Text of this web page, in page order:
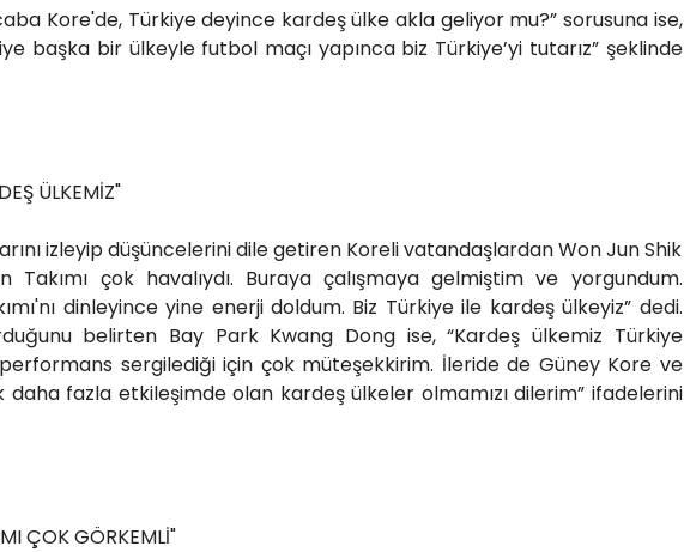
Kore'de, Türkiye deyince kardeş ülke akla geliyor mu?” sorusuna ise,
başka bir ülkeyle futbol maçı yapınca biz Türkiye’yi tutarız” şeklinde
ÜLKEMİZ"
izleyip düşüncelerini dile getiren Koreli vatandaşlardan Won Jun Shik
Takımı çok havalıydı. Buraya çalışmaya gelmiştim ve yorgundum.
dinleyince yine enerji doldum. Biz Türkiye ile kardeş ülkeyiz” dedi.
belirten Bay Park Kwang Dong ise, “Kardeş ülkemiz Türkiye
sergilediği için çok müteşekkirim. İleride de Güney Kore ve
daha fazla etkileşimde olan kardeş ülkeler olmamızı dilerim” ifadelerini
ÇOK GÖRKEMLİ"